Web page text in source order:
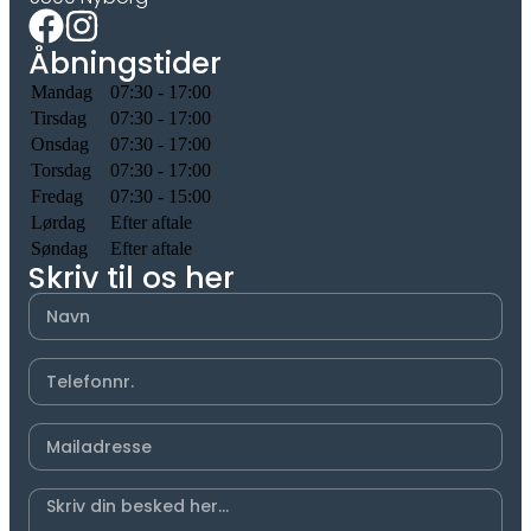
Åbningstider
Mandag
07:30 - 17:00
Tirsdag
07:30 - 17:00
Onsdag
07:30 - 17:00
Torsdag
07:30 - 17:00
Fredag
07:30 - 15:00
Lørdag
Efter aftale
Søndag
Efter aftale
Skriv til os her